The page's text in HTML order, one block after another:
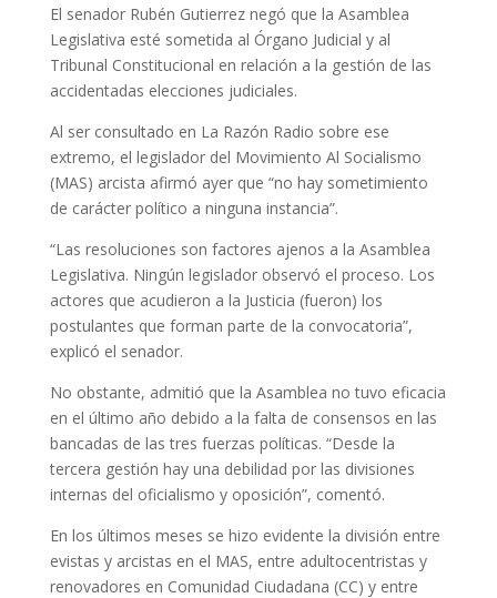
El senador Rubén Gutierrez negó que la Asamblea
Legislativa esté sometida al Órgano Judicial y al
Tribunal Constitucional en relación a la gestión de las
accidentadas elecciones judiciales.
Al ser consultado en La Razón Radio sobre ese
extremo, el legislador del Movimiento Al Socialismo
(MAS) arcista afirmó ayer que “no hay sometimiento
de carácter político a ninguna instancia”.
“Las resoluciones son factores ajenos a la Asamblea
Legislativa. Ningún legislador observó el proceso. Los
actores que acudieron a la Justicia (fueron) los
postulantes que forman parte de la convocatoria”,
explicó el senador.
No obstante, admitió que la Asamblea no tuvo eficacia
en el último año debido a la falta de consensos en las
bancadas de las tres fuerzas políticas. “Desde la
tercera gestión hay una debilidad por las divisiones
internas del oficialismo y oposición”, comentó.
En los últimos meses se hizo evidente la división entre
evistas y arcistas en el MAS, entre adultocentristas y
renovadores en Comunidad Ciudadana (CC) y entre